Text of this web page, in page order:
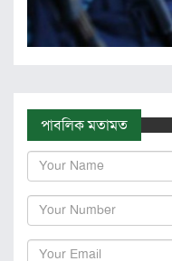
পাবলিক মতামত